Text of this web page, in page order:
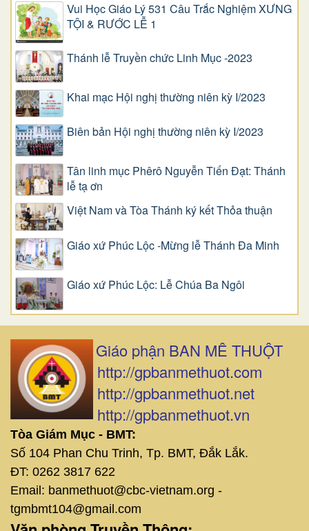
Vui Học Giáo Lý 531 Câu Trắc Nghiệm XƯNG
TỘI & RƯỚC LỄ 1
Thánh lễ Truyền chức Linh Mục -2023
Khai mạc Hội nghị thường niên kỳ I/2023
Biên bản Hội nghị thường niên kỳ I/2023
Tân linh mục Phêrô Nguyễn Tiến Đạt: Thánh
lễ tạ ơn
Việt Nam và Tòa Thánh ký kết Thỏa thuận
Giáo xứ Phúc Lộc -Mừng lễ Thánh Đa Minh
Giáo xứ Phúc Lộc: Lễ Chúa Ba Ngôi
Giáo phận BAN MÊ THUỘT
http://gpbanmethuot.com
http://gpbanmethuot.net
http://gpbanmethuot.vn
Tòa Giám Mục - BMT:
Số 104 Phan Chu Trinh, Tp. BMT, Đắk Lắk.
ĐT: 0262 3817 622
Email: banmethuot@cbc-vietnam.org -
tgmbmt104@gmail.com